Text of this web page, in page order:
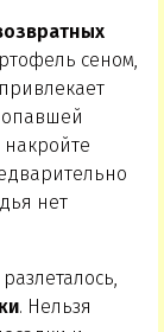
сеном,
накройте
нет
. Нельзя